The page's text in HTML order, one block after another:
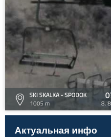
SKI SKALKA - SPODOK
1005 m
8.
Актуальная инфо